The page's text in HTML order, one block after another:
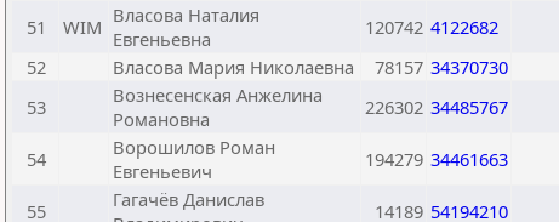
51 WIM Власова Наталия
Евгеньевна
120742 4122682
52
Власова Мария Николаевна 78157 34370730
53
Вознесенская Анжелина
Романовна
226302 34485767
54
Ворошилов Роман
Евгеньевич
194279 34461663
55
Гагачёв Данислав
14189 54194210